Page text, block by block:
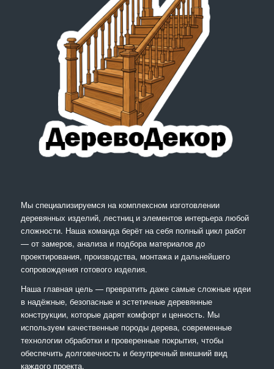
Мы специализируемся на комплексном изготовлении
деревянных изделий, лестниц и элементов интерьера любой
сложности. Наша команда берёт на себя полный цикл работ
— от замеров, анализа и подбора материалов до
проектирования, производства, монтажа и дальнейшего
сопровождения готового изделия.
Наша главная цель — превратить даже самые сложные идеи
в надёжные, безопасные и эстетичные деревянные
конструкции, которые дарят комфорт и ценность. Мы
используем качественные породы дерева, современные
технологии обработки и проверенные покрытия, чтобы
обеспечить долговечность и безупречный внешний вид
каждого проекта.